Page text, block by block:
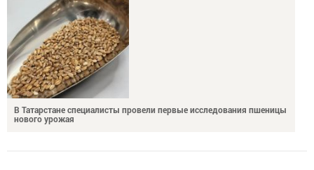
В Татарстане специалисты провели первые исследования пшеницы
нового урожая